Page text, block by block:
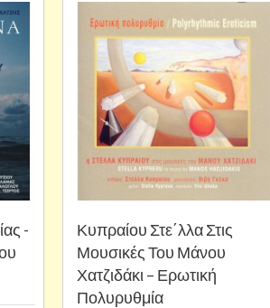
-
Κυπραίου Στε΄λλα Στις
Μουσικές Του Μάνου
Χατζιδάκι ‎– Ερωτική
Πολυρυθμία